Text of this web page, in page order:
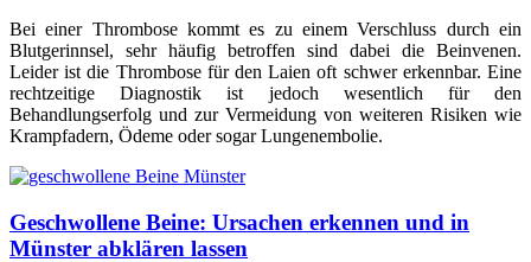
Bei einer Thrombose kommt es zu einem Verschluss durch ein
Blutgerinnsel, sehr häufig betroffen sind dabei die Beinvenen.
Leider ist die Thrombose für den Laien oft schwer erkennbar. Eine
rechtzeitige Diagnostik ist jedoch wesentlich für den
Behandlungserfolg und zur Vermeidung von weiteren Risiken wie
Krampfadern, Ödeme oder sogar Lungenembolie.
Geschwollene Beine: Ursachen erkennen und in
Münster abklären lassen